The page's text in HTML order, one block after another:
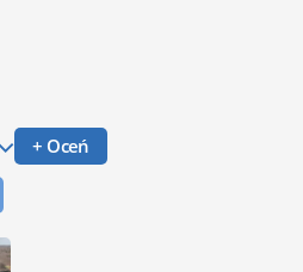
+ Oceń